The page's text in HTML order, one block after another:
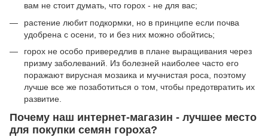
вам не стоит думать, что горох - не для вас;
растение любит подкормки, но в принципе если почва
удобрена с осени, то и без них можно обойтись;
горох не особо привередлив в плане выращивания через
призму заболеваний. Из болезней наиболее часто его
поражают вирусная мозаика и мучнистая роса, поэтому
лучше все же позаботиться о том, чтобы предотвратить их
развитие.
Почему наш интернет-магазин - лучшее место
для покупки семян гороха?